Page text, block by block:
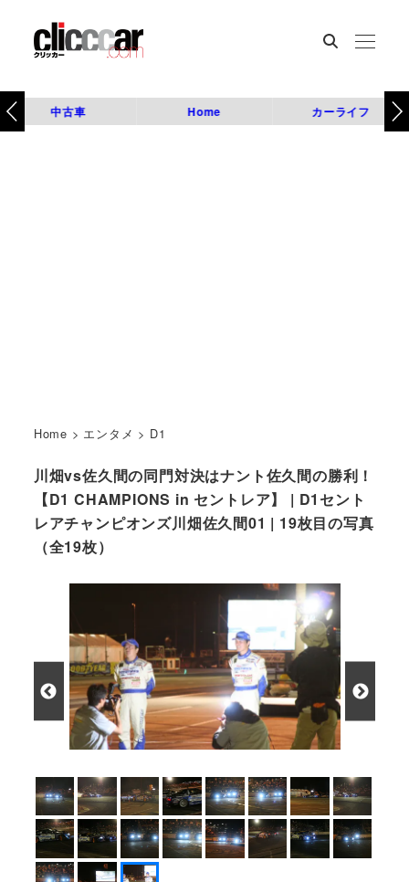
中古車 Home カーライフ
Home > エンタメ > D1
川畑vs佐久間の同門対決はナント佐久間の勝利！
【D1 CHAMPIONS in セントレア】 | D1セント
レアチャンピオンズ川畑佐久間01 | 19枚目の写真
（全19枚）